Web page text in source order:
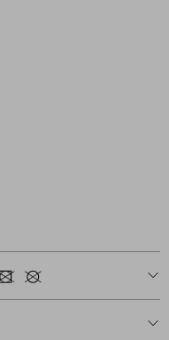
langs de kust maakt of
altijd een goede match.